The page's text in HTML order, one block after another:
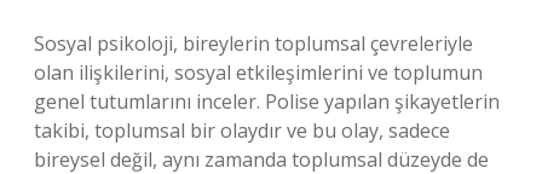
Sosyal psikoloji, bireylerin toplumsal çevreleriyle
olan ilişkilerini, sosyal etkileşimlerini ve toplumun
genel tutumlarını inceler. Polise yapılan şikayetlerin
takibi, toplumsal bir olaydır ve bu olay, sadece
bireysel değil, aynı zamanda toplumsal düzeyde de